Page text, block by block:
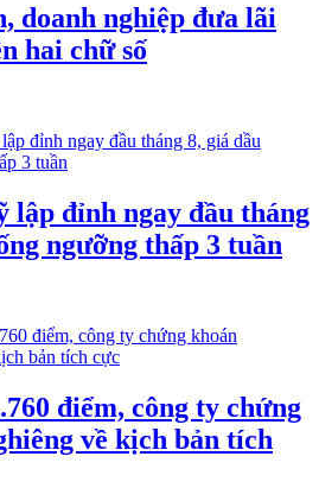
doanh nghiệp đưa lãi
hai chữ số
lập đỉnh ngay đầu tháng
ngưỡng thấp 3 tuần
điểm, công ty chứng
về kịch bản tích